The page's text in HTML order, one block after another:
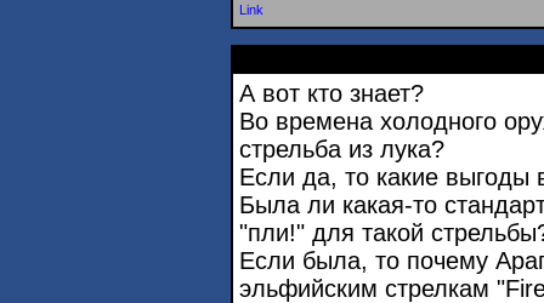
Link
А вот кто знает?
Во времена холодного
стрельба из лука?
Если да, то какие выгоды
Была ли какая-то
"пли!" для такой
Если была, то почему
эльфийским стрелкам